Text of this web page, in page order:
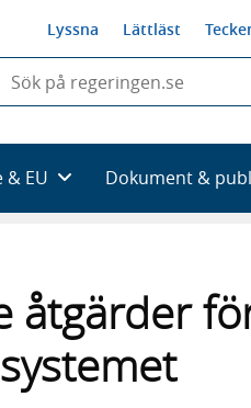
Lyssna Lättläst
du
sökförslag
& EU Dokument &
åtgärder